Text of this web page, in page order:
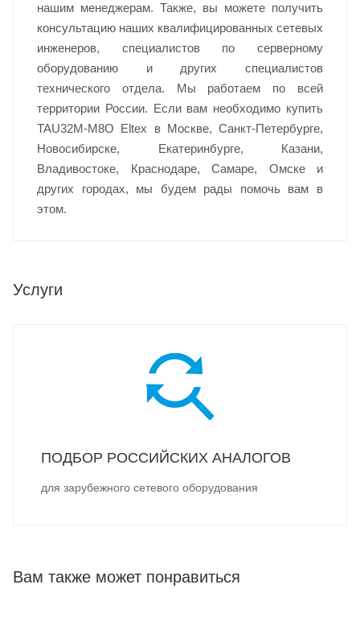
нашим менеджерам. Также, вы можете получить
консультацию наших квалифицированных сетевых
инженеров, специалистов по серверному
оборудованию и других специалистов
технического отдела. Мы работаем по всей
территории России. Если вам необходимо купить
TAU32M-M8O Eltex в Москве, Санкт-Петербурге,
Новосибирске, Екатеринбурге, Казани,
Владивостоке, Краснодаре, Самаре, Омске и
других городах, мы будем рады помочь вам в
этом.
Услуги
ПОДБОР РОССИЙСКИХ АНАЛОГОВ
для зарубежного сетевого оборудования
Вам также может понравиться